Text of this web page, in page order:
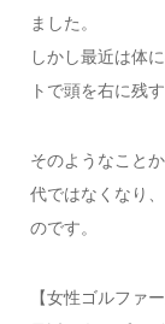
ました。
しかし最近は体
トで頭を右に残
そのようなこと
代ではなくなり
のです。
【女性ゴルファ